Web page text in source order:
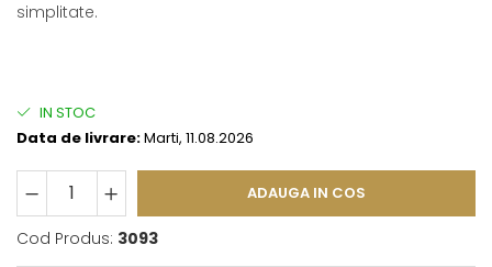
simplitate.
IN STOC
Data de livrare:Marti, 11.08.2026
ADAUGA IN COS
Cod Produs: 3093